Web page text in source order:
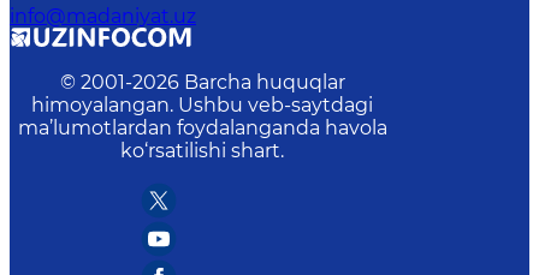
info@madaniyat.uz
© 2001-2026 Barcha huquqlar
himoyalangan. Ushbu veb-saytdagi
ma’lumotlardan foydalanganda havola
ko‘rsatilishi shart.